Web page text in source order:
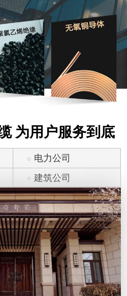
为用户服务到底
电力公司
建筑公司